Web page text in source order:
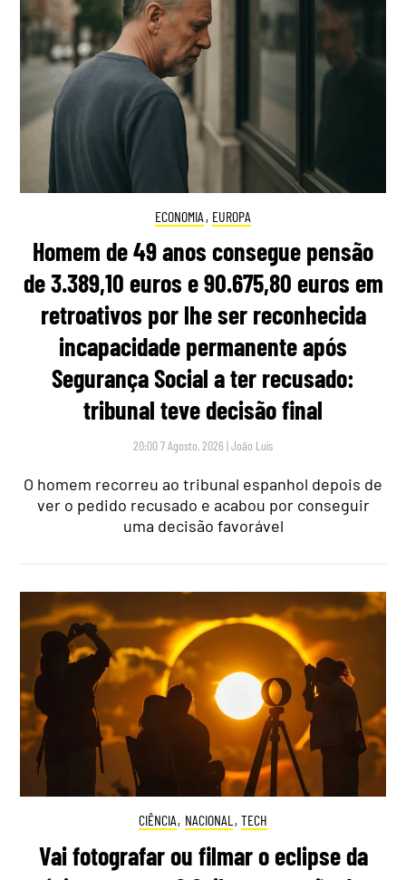
ECONOMIA , EUROPA
Homem de 49 anos consegue pensão
de 3.389,10 euros e 90.675,80 euros em
retroativos por lhe ser reconhecida
incapacidade permanente após
Segurança Social a ter recusado:
tribunal teve decisão final
20:00 7 Agosto, 2026 |João Luís
O homem recorreu ao tribunal espanhol depois de
ver o pedido recusado e acabou por conseguir
uma decisão favorável
CIÊNCIA, NACIONAL , TECH
Vai fotografar ou filmar o eclipse da